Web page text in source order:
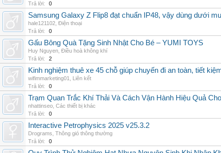
Trả lời:
0
Samsung Galaxy Z Flip8 đạt chuẩn IP48, vậy dùng dưới
hale121102 Điện thoại
Trả lời:
0
Gấu Bông Quà Tặng Sinh Nhật Cho Bé – YUMI TOYS
Huy Nguyen Điều hoà không khí
Trả lời:
2
Kinh nghiệm thuê xe 45 chỗ giúp chuyến đi an toàn, tiết
wifimmarketing01
Liên kết
Trả lời:
0
Trạm Quan Trắc Khí Thải Và Cách Vận Hành Hiệu Quả
nhattinseo Các thiết bị khác
Trả lời:
0
Interactive Petrophysics 2025 v25.3.2
Drograms Thông gió thông thường
Trả lời:
0